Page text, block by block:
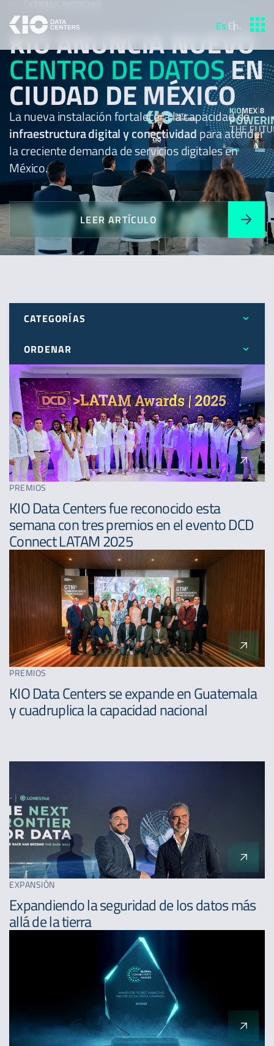
Es.En.
KIO ANUNCIA NUEVO
CENTRO DE DATOSEN
CIUDAD DE MÉXICO
La nueva instalación fortalecerá la capacidad de
infraestructura digital y conectividadpara atender
la creciente demanda de servicios digitales en
México.
LEER ARTÍCULO
CATEGORÍAS
Todos
Expansión
Novedades
Premios
ORDENAR
Más reciente
Menos reciente
A - Z
PREMIOS
KIO Data Centers fue reconocido esta
semana con tres premios en el evento DCD
Connect LATAM 2025
PREMIOS
KIO Data Centers se expande en Guatemala
y cuadruplica la capacidad nacional
EXPANSIÓN
Expandiendo la seguridad de los datos más
allá de la tierra